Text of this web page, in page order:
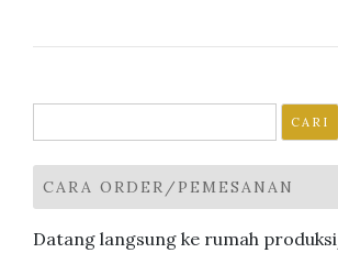
untuk:
CARA ORDER/PEMESANAN
Datang langsung ke rumah